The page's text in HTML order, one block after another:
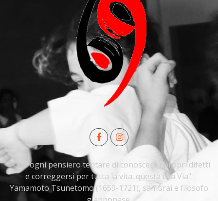
" Con ogni pensiero tentare di conoscere i propri difetti
e correggersi per tutta la vita: questa è la Via".
Yamamoto Tsunetomo (1659-1721), samurai e filosofo